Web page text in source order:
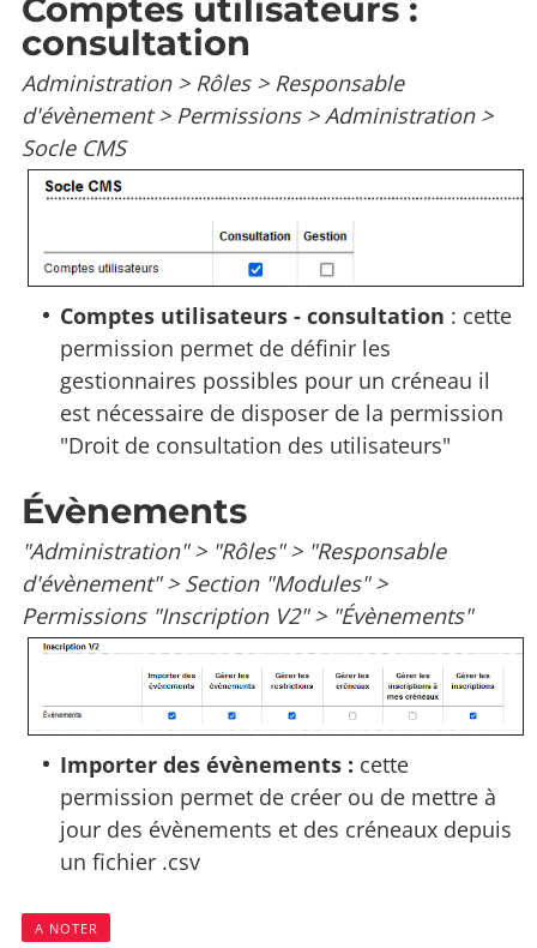
Comptes utilisateurs :
consultation
Administration > Rôles > Responsable
d'évènement > Permissions > Administration >
Socle CMS
Comptes utilisateurs - consultation : cette
permission permet de définir les
gestionnaires possibles pour un créneau il
est nécessaire de disposer de la permission
"Droit de consultation des utilisateurs"
Évènements
"Administration" > "Rôles" > "Responsable
d'évènement" > Section "Modules" >
Permissions "Inscription V2" > "Évènements"
Importer des évènements : cette
permission permet de créer ou de mettre à
jour des évènements et des créneaux depuis
un fichier .csv
A NOTER